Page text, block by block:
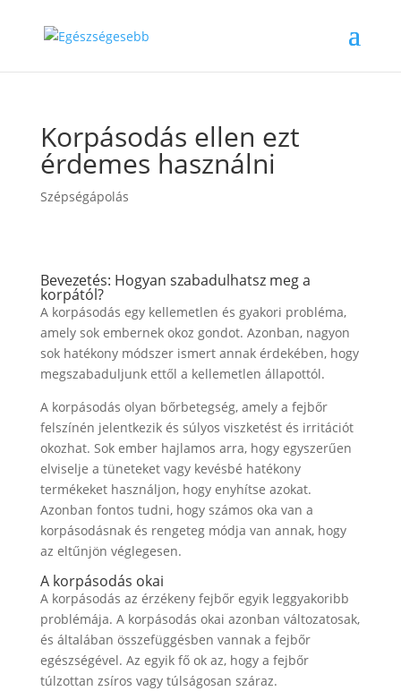
Korpásodás ellen ezt
érdemes használni
Szépségápolás
Bevezetés: Hogyan szabadulhatsz meg a
korpától?
A korpásodás egy kellemetlen és gyakori probléma,
amely sok embernek okoz gondot. Azonban, nagyon
sok hatékony módszer ismert annak érdekében, hogy
megszabaduljunk ettől a kellemetlen állapottól.
A korpásodás olyan bőrbetegség, amely a fejbőr
felszínén jelentkezik és súlyos viszketést és irritációt
okozhat. Sok ember hajlamos arra, hogy egyszerűen
elviselje a tüneteket vagy kevésbé hatékony
termékeket használjon, hogy enyhítse azokat.
Azonban fontos tudni, hogy számos oka van a
korpásodásnak és rengeteg módja van annak, hogy
az eltűnjön véglegesen.
A korpásodás okai
A korpásodás az érzékeny fejbőr egyik leggyakoribb
problémája. A korpásodás okai azonban változatosak,
és általában összefüggésben vannak a fejbőr
egészségével. Az egyik fő ok az, hogy a fejbőr
túlzottan zsíros vagy túlságosan száraz.